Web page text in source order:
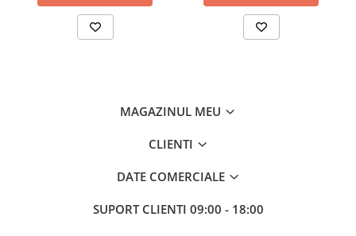
MAGAZINUL MEU
CLIENTI
DATE COMERCIALE
SUPORT CLIENTI 09:00 - 18:00